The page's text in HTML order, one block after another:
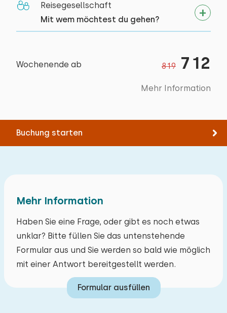
Reisegesellschaft
Mit wem möchtest du gehen?
Wochenende ab 819 712
Mehr Information
Buchung starten
Bett: Einzel
Abmessungen: 80 x 200
Mehr Information
Haben Sie eine Frage, oder gibt es noch etwas
unklar? Bitte füllen Sie das untenstehende
Formular aus und Sie werden so bald wie möglich
mit einer Antwort bereitgestellt werden.
Formular ausfüllen